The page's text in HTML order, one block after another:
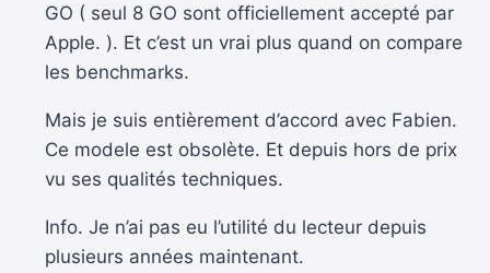
GO ( seul 8 GO sont officiellement accepté par
Apple. ). Et c’est un vrai plus quand on compare
les benchmarks.
Mais je suis entièrement d’accord avec Fabien.
Ce modele est obsolète. Et depuis hors de prix
vu ses qualités techniques.
Info. Je n’ai pas eu l’utilité du lecteur depuis
plusieurs années maintenant.